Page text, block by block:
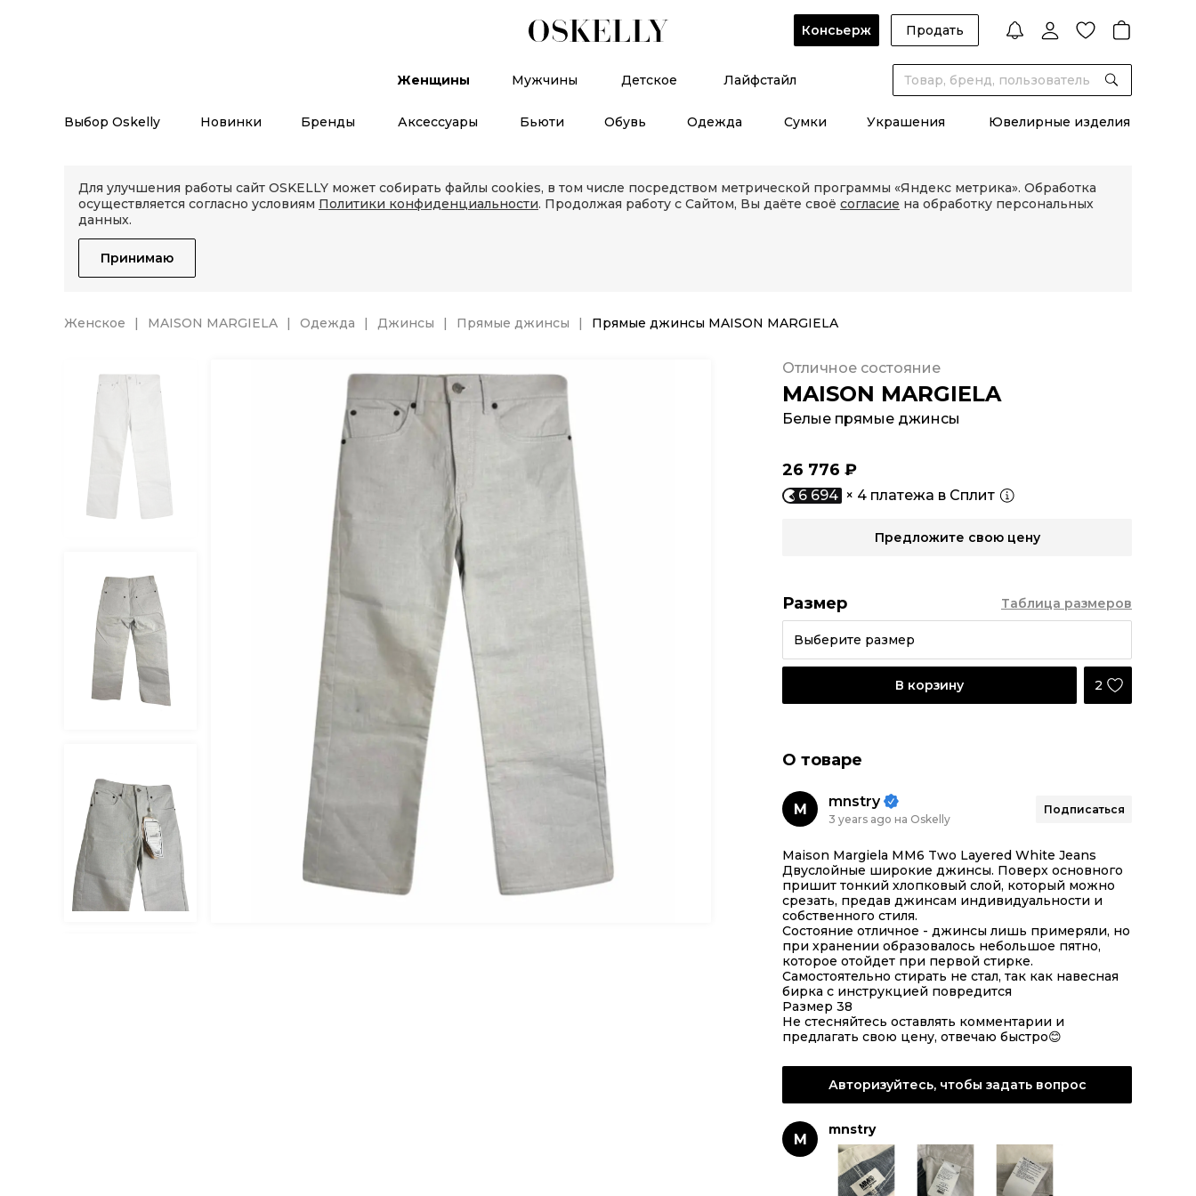
Консьерж Продать
Женщины Мужчины Детское Лайфстайл
Выбор Oskelly Новинки Бренды Аксессуары Бьюти Обувь Одежда Сумки Украшения Ювелирные изделия
Для улучшения работы сайт OSKELLY может собирать файлы cookies, в том числе посредством метрической программы «Яндекс метрика». Обработка
осуществляется согласно условиям Политики конфиденциальности. Продолжая работу с Сайтом, Вы даёте своё согласие на обработку персональных
данных.
Принимаю
Женское MAISON MARGIELA Одежда Джинсы Прямые джинсы Прямые джинсы MAISON MARGIELA
MAISON MARGIELA
Белые прямые джинсы
Отличное состояние
26 776 ₽
6 694 × 4 платежа в Сплит
Предложите свою цену
Размер
Выберите размер
Таблица размеров
В корзину 2
О товаре
M mnstry
3 years ago на Oskelly
Подписаться
Maison Margiela MM6 Two Layered White Jeans
Двуслойные широкие джинсы. Поверх основного
пришит тонкий хлопковый слой, который можно
срезать, предав джинсам индивидуальности и
собственного стиля.
Состояние отличное - джинсы лишь примеряли, но
при хранении образовалось небольшое пятно,
которое отойдет при первой стирке.
Самостоятельно стирать не стал, так как навесная
бирка с инструкцией повредится
Размер 38
Не стесняйтесь оставлять комментарии и
предлагать свою цену, отвечаю быстро😊
Авторизуйтесь, чтобы задать вопрос
M
mnstry